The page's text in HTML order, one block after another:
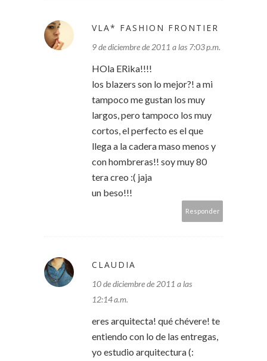
VLA* FASHION FRONTIER
9 de diciembre de 2011 a las 7:03 p.m.
HOla ERika!!!!
los blazers son lo mejor?! a mi
tampoco me gustan los muy
largos, pero tampoco los muy
cortos, el perfecto es el que
llega a la cadera maso menos y
con hombreras!! soy muy 80
tera creo :( jaja
un beso!!!
Responder
CLAUDIA
10 de diciembre de 2011 a las
12:14 a.m.
eres arquitecta! qué chévere! te
entiendo con lo de las entregas,
yo estudio arquitectura (: